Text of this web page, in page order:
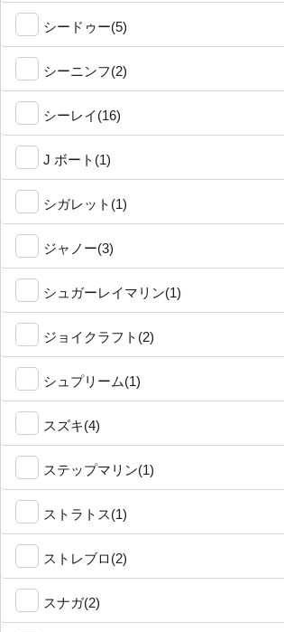
シードゥー(5)
シーニンフ(2)
シーレイ(16)
J ボート(1)
シガレット(1)
ジャノー(3)
シュガーレイマリン(1)
ジョイクラフト(2)
シュプリーム(1)
スズキ(4)
ステップマリン(1)
ストラトス(1)
ストレブロ(2)
スナガ(2)